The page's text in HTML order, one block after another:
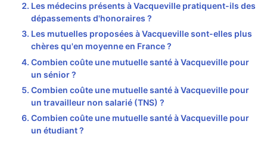
Les médecins présents à Vacqueville pratiquent-ils des
dépassements d'honoraires ?
Les mutuelles proposées à Vacqueville sont-elles plus
chères qu'en moyenne en France ?
Combien coûte une mutuelle santé à Vacqueville pour
un sénior ?
Combien coûte une mutuelle santé à Vacqueville pour
un travailleur non salarié (TNS) ?
Combien coûte une mutuelle santé à Vacqueville pour
un étudiant ?